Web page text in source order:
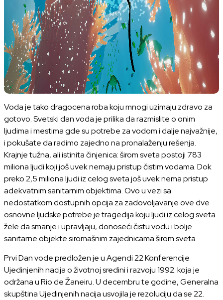
Voda je tako dragocena roba koju mnogi uzimaju zdravo za
gotovo. Svetski dan voda je prilika da razmislite o onim
ljudima i mestima gde su potrebe za vodom i dalje najvažnije,
i pokušate da radimo zajedno na pronalaženju rešenja.
Krajnje tužna, ali istinita činjenica: širom sveta postoji 783
miliona ljudi koji još uvek nemaju pristup čistim vodama. Dok
preko 2,5 miliona ljudi iz celog sveta još uvek nema pristup
adekvatnim sanitarnim objektima. Ovo u vezi sa
nedostatkom dostupnih opcija za zadovoljavanje ove dve
osnovne ljudske potrebe je tragedija koju ljudi iz celog sveta
žele da smanje i upravljaju, donoseći čistu vodu i bolje
sanitarne objekte siromašnim zajednicama širom sveta
Prvi Dan vode predložen je u Agendi 22 Konferencije
Ujedinjenih nacija o životnoj sredini i razvoju 1992. koja je
održana u Rio de Žaneiru. U decembru te godine, Generalna
skupština Ujedinjenih nacija usvojila je rezoluciju da se 22.